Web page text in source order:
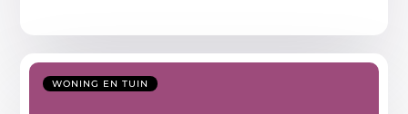
WONING EN TUIN